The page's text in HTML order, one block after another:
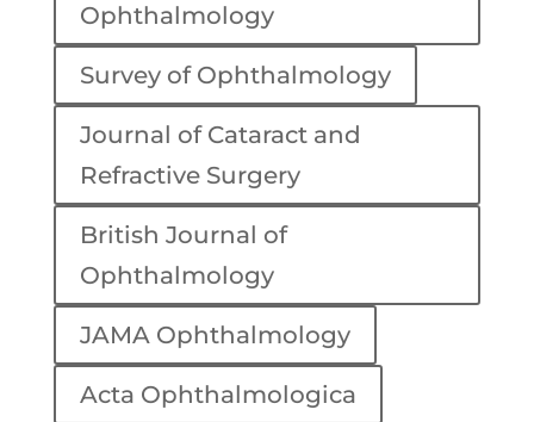
Ophthalmology
Survey of Ophthalmology
Journal of Cataract and
Refractive Surgery
British Journal of
Ophthalmology
JAMA Ophthalmology
Acta Ophthalmologica